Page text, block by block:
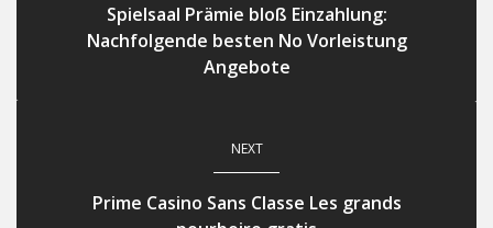
Spielsaal Prämie bloß Einzahlung:
Nachfolgende besten No Vorleistung
Angebote
NEXT
Prime Casino Sans Classe Les grands